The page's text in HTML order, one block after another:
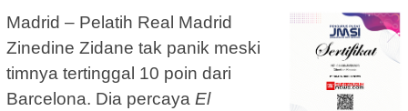
Madrid – Pelatih Real Madrid
Zinedine Zidane tak panik meski
timnya tertinggal 10 poin dari
Barcelona. Dia percaya El